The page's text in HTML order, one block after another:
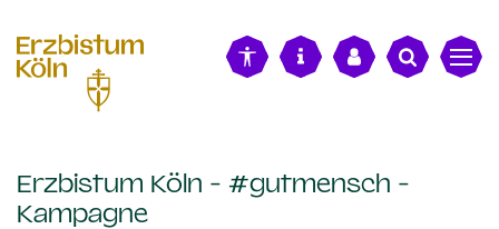
Erzbistum Köln - #gutmensch -
Kampagne: